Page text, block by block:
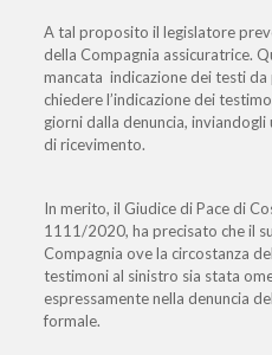
A tal proposito il legislatore
della Compagnia assicuratrice.
mancata indicazione dei testi
chiedere l’indicazione dei
giorni dalla denuncia,
di ricevimento.
In merito, il Giudice di Pace di
1111/2020, ha precisato che il
Compagnia ove la circostanza
testimoni al sinistro sia stata
espressamente nella denuncia
formale.